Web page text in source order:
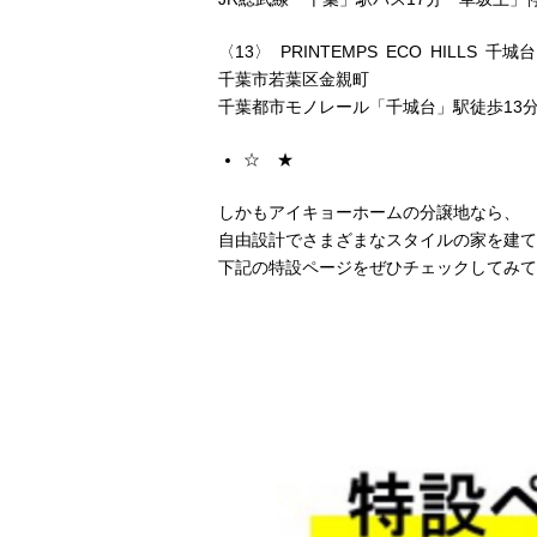
〈13〉 PRINTEMPS ECO HILLS 千城
千葉市若葉区金親町
千葉都市モノレール「千城台」駅徒歩13
☆ ★
しかもアイキョーホームの分譲地なら、
自由設計でさまざまなスタイルの家を建
下記の特設ページをぜひチェックしてみ